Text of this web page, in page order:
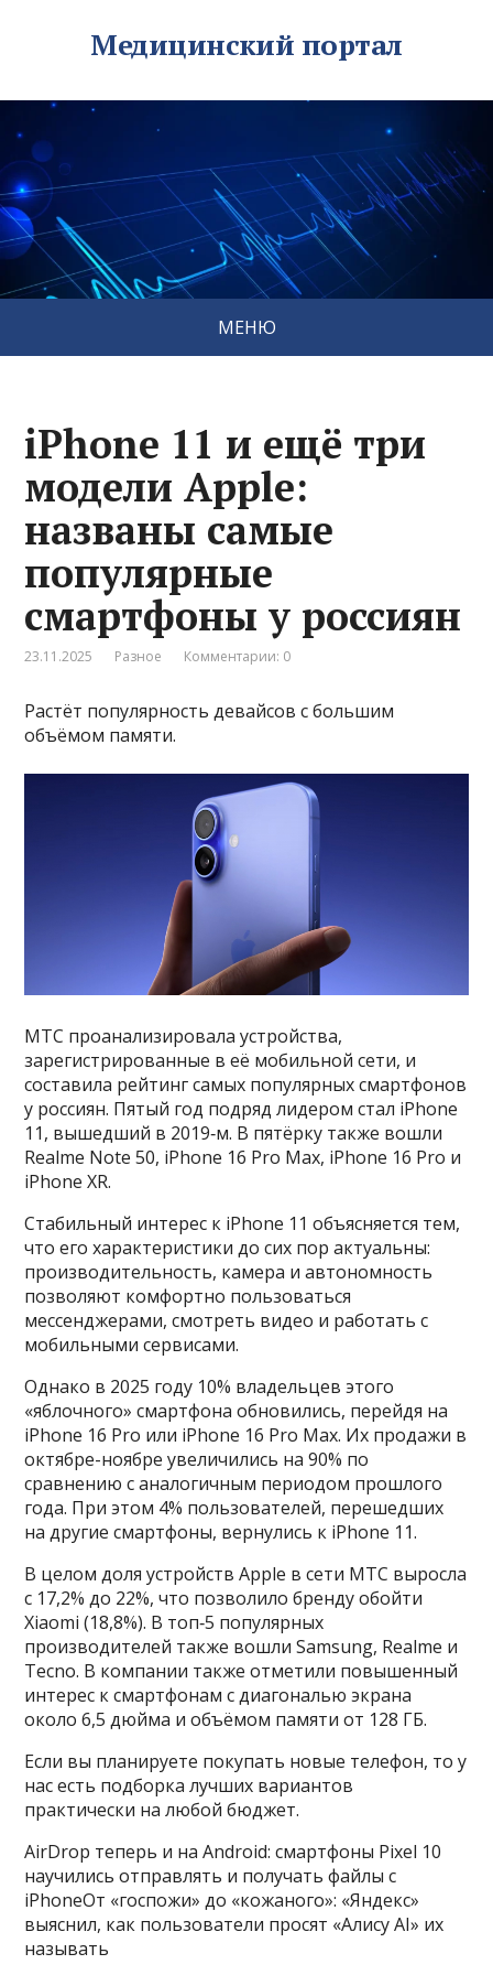
Медицинский портал
МЕНЮ
iPhone 11 и ещё три
модели Apple:
названы самые
популярные
смартфоны у россиян
23.11.2025 Разное Комментарии: 0
Растёт популярность девайсов с большим
объёмом памяти.
МТС проанализировала устройства,
зарегистрированные в её мобильной сети, и
составила рейтинг самых популярных смартфонов
у россиян. Пятый год подряд лидером стал iPhone
11, вышедший в 2019‑м. В пятёрку также вошли
Realme Note 50, iPhone 16 Pro Max, iPhone 16 Pro и
iPhone XR.
Стабильный интерес к iPhone 11 объясняется тем,
что его характеристики до сих пор актуальны:
производительность, камера и автономность
позволяют комфортно пользоваться
мессенджерами, смотреть видео и работать с
мобильными сервисами.
Однако в 2025 году 10% владельцев этого
«яблочного» смартфона обновились, перейдя на
iPhone 16 Pro или iPhone 16 Pro Max. Их продажи в
октябре-ноябре увеличились на 90% по
сравнению с аналогичным периодом прошлого
года. При этом 4% пользователей, перешедших
на другие смартфоны, вернулись к iPhone 11.
В целом доля устройств Apple в сети МТС выросла
с 17,2% до 22%, что позволило бренду обойти
Xiaomi (18,8%). В топ‑5 популярных
производителей также вошли Samsung, Realme и
Tecno. В компании также отметили повышенный
интерес к смартфонам с диагональю экрана
около 6,5 дюйма и объёмом памяти от 128 ГБ.
Если вы планируете покупать новые телефон, то у
нас есть подборка лучших вариантов
практически на любой бюджет.
AirDrop теперь и на Android: смартфоны Pixel 10
научились отправлять и получать файлы с
iPhoneОт «госпожи» до «кожаного»: «Яндекс»
выяснил, как пользователи просят «Алису AI» их
называть